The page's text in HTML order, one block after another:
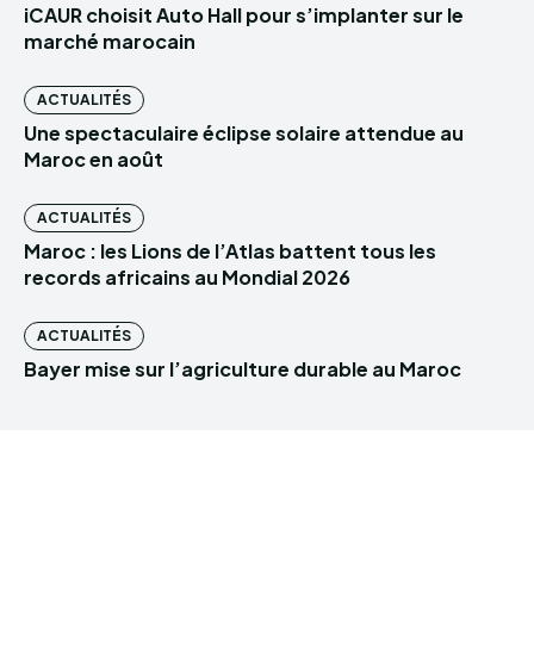
iCAUR choisit Auto Hall pour s’implanter sur le
marché marocain
ACTUALITÉS
Une spectaculaire éclipse solaire attendue au
Maroc en août
ACTUALITÉS
Maroc : les Lions de l’Atlas battent tous les
records africains au Mondial 2026
ACTUALITÉS
Bayer mise sur l’agriculture durable au Maroc